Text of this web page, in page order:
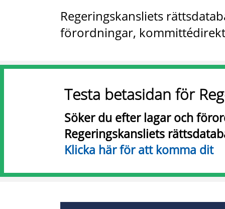
Regeringskansliets
förordningar,
Testa betasidan för
Söker du efter lagar och
Regeringskansliets
Klicka här för att komma dit